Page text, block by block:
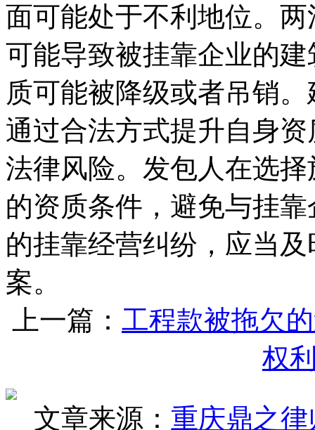
面可能处于不利地位。
可能导致被挂靠企业的
质可能被降级或者吊销
通过合法方式提升自身
法律风险。发包人在选
的资质条件，避免与挂
的挂靠经营纠纷，应当
案。
上一篇： 工程款被拖欠
权
文章来源： 重庆鼎之